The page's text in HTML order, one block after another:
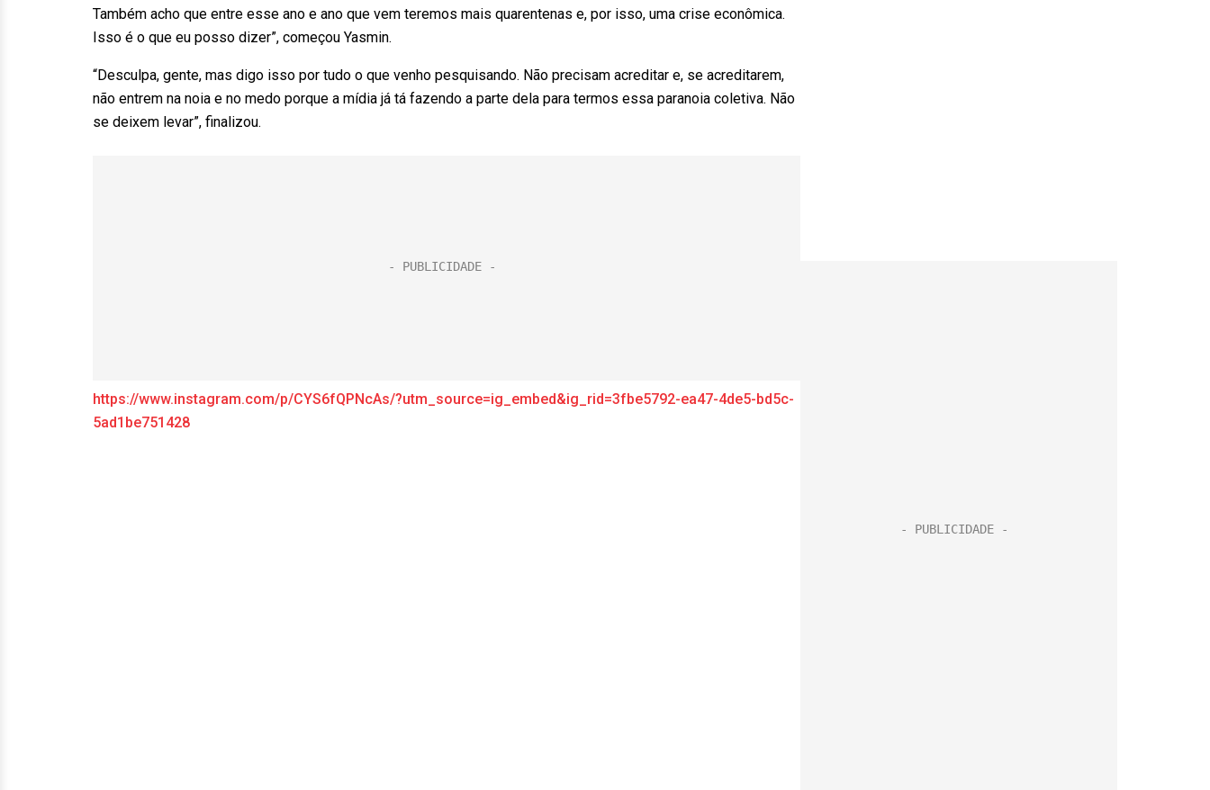
Também acho que entre esse ano e ano que vem teremos mais quarentenas e, por isso, uma crise econômica.
Isso é o que eu posso dizer”, começou Yasmin.
“Desculpa, gente, mas digo isso por tudo o que venho pesquisando. Não precisam acreditar e, se acreditarem,
não entrem na noia e no medo porque a mídia já tá fazendo a parte dela para termos essa paranoia coletiva. Não
se deixem levar”, finalizou.
https://www.instagram.com/p/CYS6fQPNcAs/?utm_source=ig_embed&ig_rid=3fbe5792-ea47-4de5-bd5c-
5ad1be751428